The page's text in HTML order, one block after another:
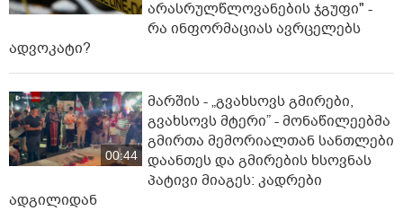
არასრულწლოვანების ჯგუფი" -
რა ინფორმაციას ავრცელებს
ადვოკატი?
00:44
მარშის - „გვახსოვს გმირები,
გვახსოვს მტერი” - მონაწილეებმა
გმირთა მემორიალთან სანთლები
დაანთეს და გმირების ხსოვნას
პატივი მიაგეს: კადრები
ადგილიდან